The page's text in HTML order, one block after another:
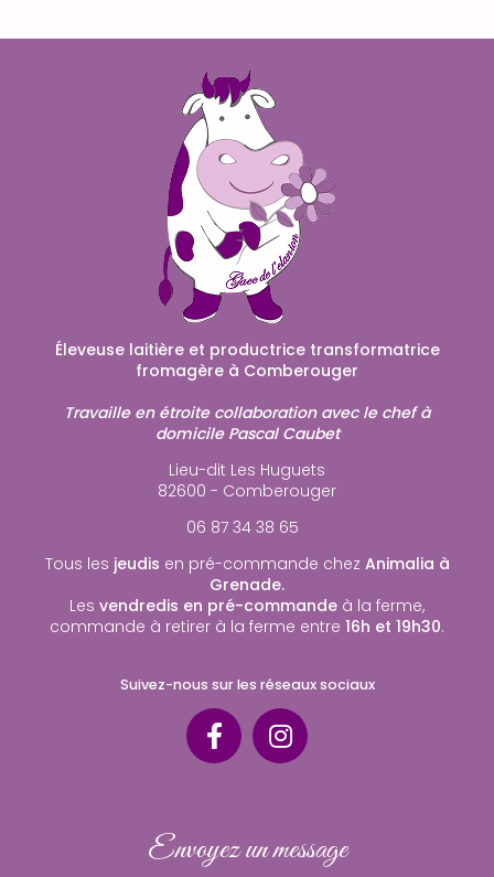
Éleveuse laitière et productrice transformatrice
fromagère à Comberouger
Travaille en étroite collaboration avec le chef à
domicile Pascal Caubet
Lieu-dit Les Huguets
82600 - Comberouger
06 87 34 38 65
Tous les jeudis en pré-commande chez Animalia à
Grenade.
Les vendredis en pré-commande à la ferme,
commande à retirer à la ferme entre 16h et 19h30.
Suivez-nous sur les réseaux sociaux
Envoyez un message